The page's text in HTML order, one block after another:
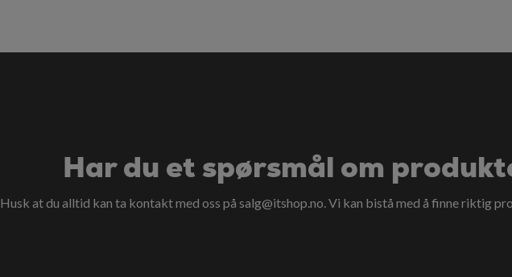
Har du et spørsmål om
Husk at du alltid kan ta kontakt med oss på salg@itshop.no. Vi kan bistå med å finne riktig